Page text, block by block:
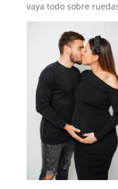
vaya todo sobre